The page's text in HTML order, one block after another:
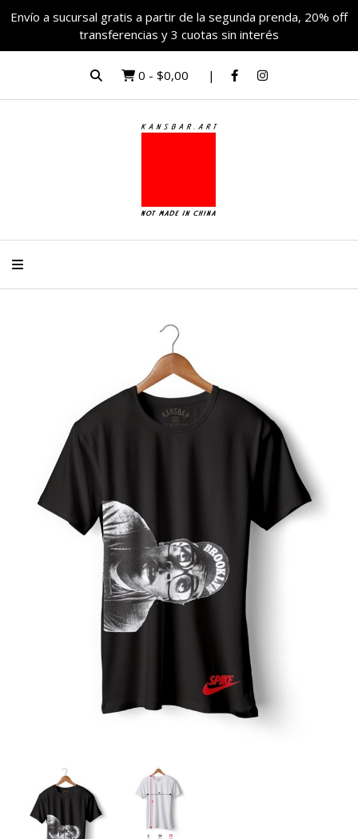
Envío a sucursal gratis a partir de la segunda prenda, 20% off
transferencias y 3 cuotas sin interés
0 - $0,00